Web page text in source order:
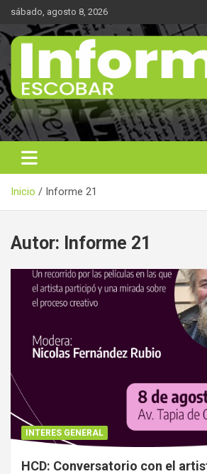
Saltar
contenido
sábado, agosto 8, 2026
Informe 21
Noticas reales
Inicio Informe 21
Autor: Informe 21
INTERES GENERAL
HCD: Conversatorio con el